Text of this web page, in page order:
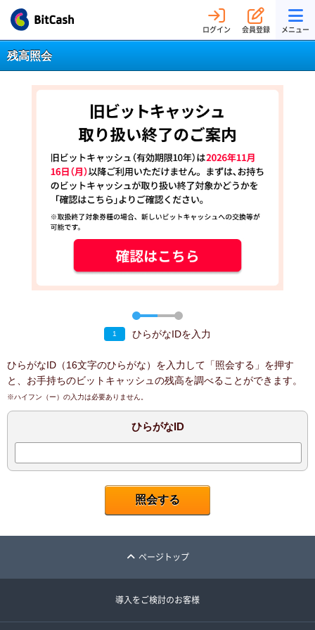
ログイン 会員登録 メニュー
残高照会
1 ひらがなIDを入力
ひらがなID（16文字のひらがな）を入力して「照会する」を押す
と、お手持ちのビットキャッシュの残高を調べることができます。
※ハイフン（ー）の入力は必要ありません。
ひらがなID
ページトップ
導入をご検討のお客様